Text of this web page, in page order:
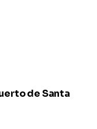
de Santa